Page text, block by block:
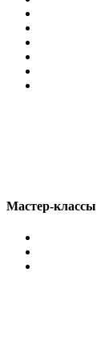
Мастер-классы